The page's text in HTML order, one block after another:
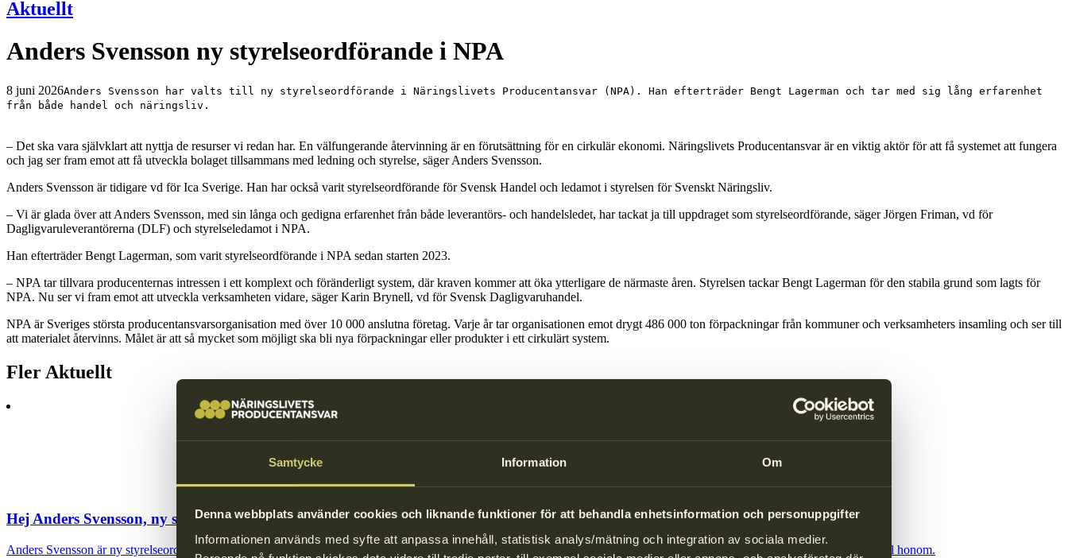
Samtycke Information Om
Denna webbplats använder cookies och liknande funktioner för att behandla enhetsinformation och personuppgifter
Informationen används med syfte att anpassa innehåll, statistisk analys/mätning och integration av sociala medier.
Aktuellt
Anders Svensson ny styrelseordförande i NPA
8 juni 2026Anders Svensson har valts till ny styrelseordförande i Näringslivets Producentansvar (NPA). Han efterträder Bengt Lagerman och tar med sig lång erfarenhet
från både handel och näringsliv.
– Det ska vara självklart att nyttja de resurser vi redan har. En välfungerande återvinning är en förutsättning för en cirkulär ekonomi. Näringslivets Producentansvar är en viktig aktör för att få systemet att fungera
och jag ser fram emot att få utveckla bolaget tillsammans med ledning och styrelse, säger Anders Svensson.
Anders Svensson är tidigare vd för Ica Sverige. Han har också varit styrelseordförande för Svensk Handel och ledamot i styrelsen för Svenskt Näringsliv.
– Vi är glada över att Anders Svensson, med sin långa och gedigna erfarenhet från både leverantörs- och handelsledet, har tackat ja till uppdraget som styrelseordförande, säger Jörgen Friman, vd för
Dagligvaruleverantörerna (DLF) och styrelseledamot i NPA.
Han efterträder Bengt Lagerman, som varit styrelseordförande i NPA sedan starten 2023.
– NPA tar tillvara producenternas intressen i ett komplext och föränderligt system, där kraven kommer att öka ytterligare de närmaste åren. Styrelsen tackar Bengt Lagerman för den stabila grund som lagts för
NPA. Nu ser vi fram emot att utveckla verksamheten vidare, säger Karin Brynell, vd för Svensk Dagligvaruhandel.
NPA är Sveriges största producentansvarsorganisation med över 10 000 anslutna företag. Varje år tar organisationen emot drygt 486 000 ton förpackningar från kommuner och verksamheters insamling och ser till
att materialet återvinns. Målet är att så mycket som möjligt ska bli nya förpackningar eller produkter i ett cirkulärt system.
Fler Aktuellt
Hej Anders Svensson, ny styrelseordförande för NPA
Anders Svensson är ny styrelseordförande och kommer in med lång erfarenhet från både handel och näringsliv. Vi var nyfikna på Anders och passade på att ställa några frågor till honom.